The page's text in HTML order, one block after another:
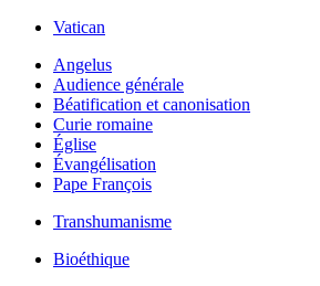
Vatican
Angelus
Audience générale
Béatification et canonisation
Curie romaine
Église
Évangélisation
Pape François
Transhumanisme
Bioéthique